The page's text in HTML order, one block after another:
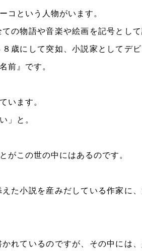
コという人物がいます。
の物語や音楽や絵画を記号とし
歳にして突如、小説家としてデ
前』です。
います。
」と。
がこの世の中にはあるのです。
た小説を産みだしている作家に
れているのですが、その中には